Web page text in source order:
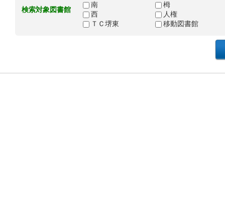
検索対象図書館
南
栂
西
人権
ＴＣ堺東
移動図書館